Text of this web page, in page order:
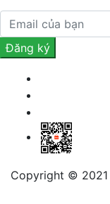
Copyright © 2021